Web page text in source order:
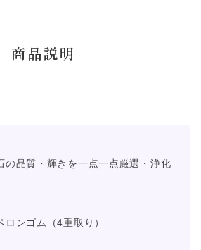
商品説明
の品質・輝きを一点一点厳選・浄化
ンゴム（4重取り）